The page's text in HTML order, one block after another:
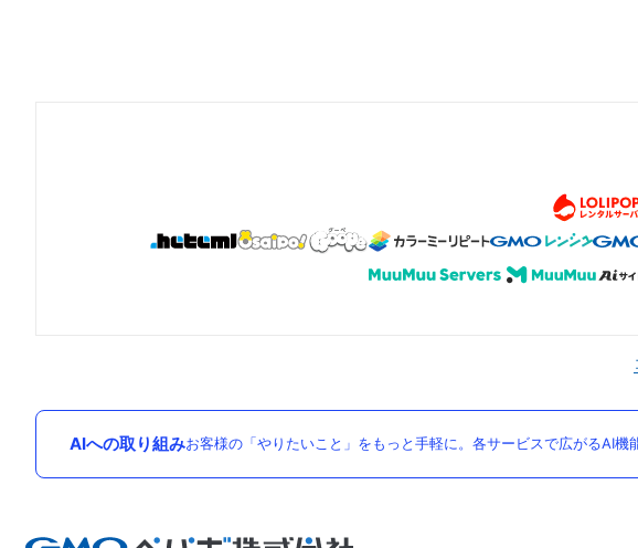
AIへの取り組みお客様の「やりたいこと」をもっと手軽に。各サービスで広がるAI機